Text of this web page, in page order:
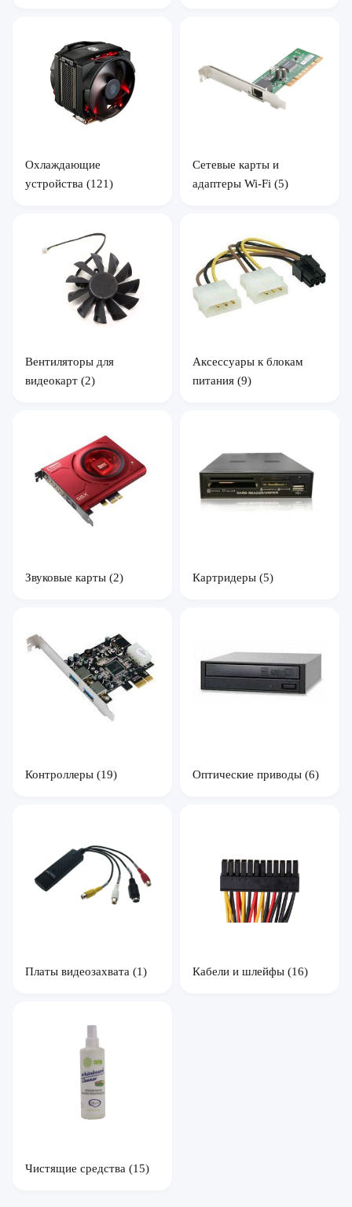
Охлаждающие
устройства (121)
Сетевые карты и
адаптеры Wi-Fi (5)
Вентиляторы для
видеокарт (2)
Аксессуары к блокам
питания (9)
Звуковые карты (2) Картридеры (5)
Контроллеры (19) Оптические приводы (6)
Платы видеозахвата (1) Кабели и шлейфы (16)
Чистящие средства (15)